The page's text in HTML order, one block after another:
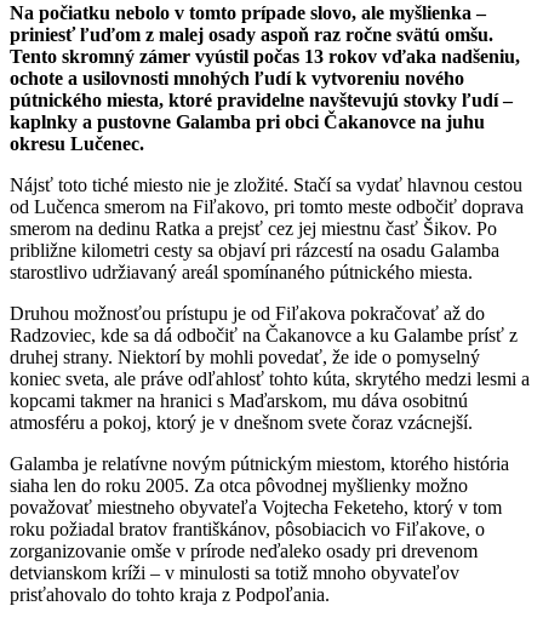
Na počiatku nebolo v tomto prípade slovo, ale myšlienka –
priniesť ľuďom z malej osady aspoň raz ročne svätú omšu.
Tento skromný zámer vyústil počas 13 rokov vďaka nadšeniu,
ochote a usilovnosti mnohých ľudí k vytvoreniu nového
pútnického miesta, ktoré pravidelne navštevujú stovky ľudí –
kaplnky a pustovne Galamba pri obci Čakanovce na juhu
okresu Lučenec.
Nájsť toto tiché miesto nie je zložité. Stačí sa vydať hlavnou cestou
od Lučenca smerom na Fiľakovo, pri tomto meste odbočiť doprava
smerom na dedinu Ratka a prejsť cez jej miestnu časť Šikov. Po
približne kilometri cesty sa objaví pri rázcestí na osadu Galamba
starostlivo udržiavaný areál spomínaného pútnického miesta.
Druhou možnosťou prístupu je od Fiľakova pokračovať až do
Radzoviec, kde sa dá odbočiť na Čakanovce a ku Galambe prísť z
druhej strany. Niektorí by mohli povedať, že ide o pomyselný
koniec sveta, ale práve odľahlosť tohto kúta, skrytého medzi lesmi a
kopcami takmer na hranici s Maďarskom, mu dáva osobitnú
atmosféru a pokoj, ktorý je v dnešnom svete čoraz vzácnejší.
Galamba je relatívne novým pútnickým miestom, ktorého história
siaha len do roku 2005. Za otca pôvodnej myšlienky možno
považovať miestneho obyvateľa Vojtecha Feketeho, ktorý v tom
roku požiadal bratov františkánov, pôsobiacich vo Fiľakove, o
zorganizovanie omše v prírode neďaleko osady pri drevenom
detvianskom kríži – v minulosti sa totiž mnoho obyvateľov
prisťahovalo do tohto kraja z Podpoľania.